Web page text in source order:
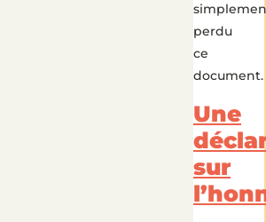
perdu
ce
document.
Une
sur